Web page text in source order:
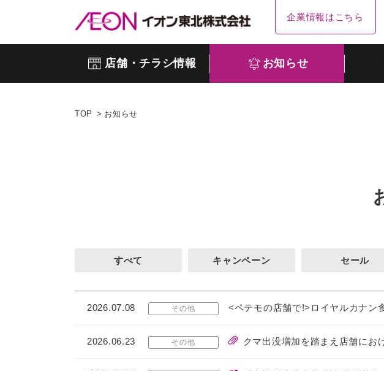
企業情報はこちら
店舗・チラシ情報 お知らせ
TOP お知らせ
すべて キャンペーン セール
2026.07.08 その他 <ペテモの店舗で!>ロイヤルカナン
2026.06.23 その他 クマ出没増加を踏まえ店舗にお